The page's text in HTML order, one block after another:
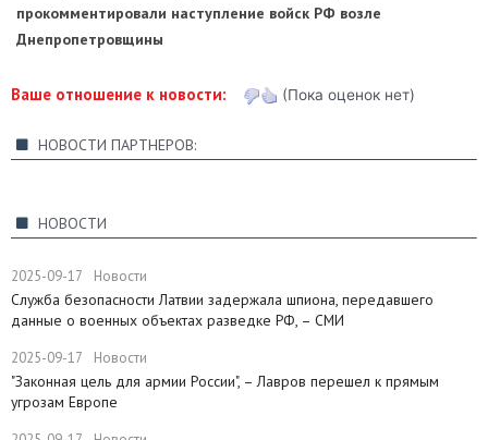
прокомментировали наступление войск РФ возле
Днепропетровщины
Ваше отношение к новости: (Пока оценок нет)
НОВОСТИ ПАРТНЕРОВ:
НОВОСТИ
2025-09-17 Новости
Служба безопасности Латвии задержала шпиона, передавшего
данные о военных объектах разведке РФ, – СМИ
2025-09-17 Новости
"Законная цель для армии России", – Лавров перешел к прямым
угрозам Европе